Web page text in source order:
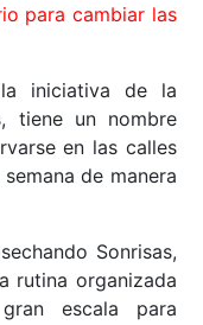
para cambiar las
iniciativa de la
tiene un nombre
en las calles
de manera
Sonrisas,
rutina organizada
escala para